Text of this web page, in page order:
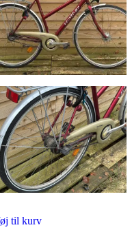
til kurv